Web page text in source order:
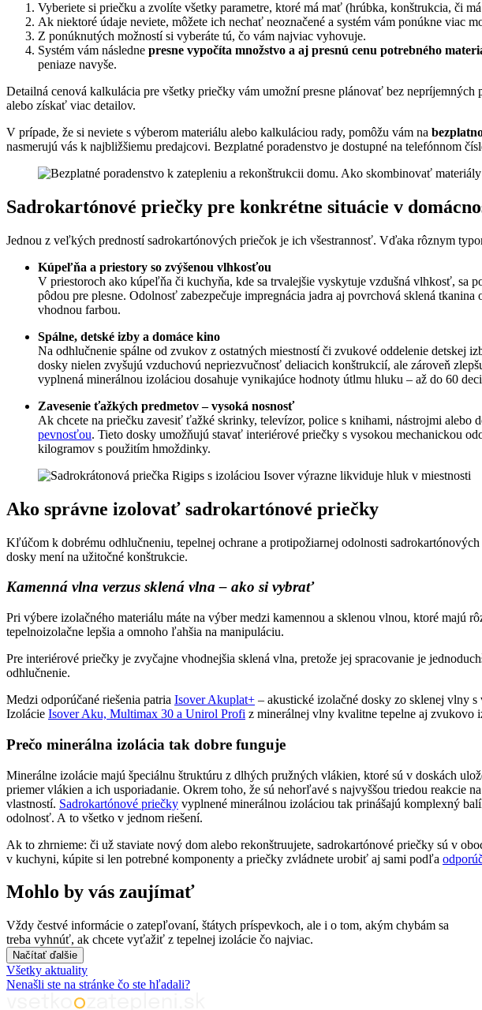
Vyberiete si priečku a zvolíte všetky parametre, ktoré má mať (hrúbka, konštrukcia, či
Ak niektoré údaje neviete, môžete ich nechať neoznačené a systém vám ponúkne viac
Z ponúknutých možností si vyberáte tú, čo vám najviac vyhovuje.
Systém vám následne presne vypočíta množstvo a aj presnú cenu potrebného
peniaze navyše.
Detailná cenová kalkulácia pre všetky priečky vám umožní presne plánovať bez
alebo získať viac detailov.
V prípade, že si neviete s výberom materiálu alebo kalkuláciou rady, pomôžu vám na
nasmerujú vás k najbližšiemu predajcovi. Bezplatné poradenstvo je dostupné na telefónnom
Sadrokartónové priečky pre konkrétne situácie v
Jednou z veľkých predností sadrokartónových priečok je ich všestrannosť. Vďaka rôznym
Kúpeľňa a priestory so zvýšenou vlhkosťou
V priestoroch ako kúpeľňa či kuchyňa, kde sa trvalejšie vyskytuje vzdušná vlhkosť, sa
pôdou pre plesne. Odolnosť zabezpečuje impregnácia jadra aj povrchová sklená
vhodnou farbou.
Spálne, detské izby a domáce kino
Na odhlučnenie spálne od zvukov z ostatných miestností či zvukové oddelenie detskej
dosky nielen zvyšujú vzduchovú nepriezvučnosť deliacich konštrukcií, ale zároveň
vyplnená minerálnou izoláciou dosahuje vynikajúce hodnoty útlmu hluku – až do 60
Zavesenie ťažkých predmetov – vysoká nosnosť
Ak chcete na priečku zavesiť ťažké skrinky, televízor, police s knihami, nástrojmi alebo
pevnosťou. Tieto dosky umožňujú stavať interiérové priečky s vysokou mechanickou
kilogramov s použitím hmoždinky.
Ako správne izolovať sadrokartónové priečky
Kľúčom k dobrému odhlučneniu, tepelnej ochrane a protipožiarnej odolnosti
dosky mení na užitočné konštrukcie.
Kamenná vlna verzus sklená vlna – ako si vybrať
Pri výbere izolačného materiálu máte na výber medzi kamennou a sklenou vlnou, ktoré majú
tepelnoizolačne lepšia a omnoho ľahšia na manipuláciu.
Pre interiérové priečky je zvyčajne vhodnejšia sklená vlna, pretože jej spracovanie je
odhlučnenie.
Medzi odporúčané riešenia patria Isover Akuplat+ – akustické izolačné dosky zo sklenej vlny
Izolácie Isover Aku, Multimax 30 a Unirol Profi z minerálnej vlny kvalitne tepelne aj zvukovo
Prečo minerálna izolácia tak dobre funguje
Minerálne izolácie majú špeciálnu štruktúru z dlhých pružných vlákien, ktoré sú v doskách
priemer vlákien a ich usporiadanie. Okrem toho, že sú nehorľavé s najvyššou triedou
vlastností. Sadrokartónové priečky vyplnené minerálnou izoláciou tak prinášajú komplexný
odolnosť. A to všetko v jednom riešení.
Ak to zhrnieme: či už staviate nový dom alebo rekonštruujete, sadrokartónové priečky sú v
v kuchyni, kúpite si len potrebné komponenty a priečky zvládnete urobiť aj sami podľa
Mohlo by vás zaujímať
Vždy čestvé informácie o zatepľovaní, štátych príspevkoch, ale i o tom, akým chybám sa
treba vyhnúť, ak chcete vyťažiť z tepelnej izolácie čo najviac.
Načítať ďalšie
Všetky aktuality
Nenašli ste na stránke čo ste hľadali?